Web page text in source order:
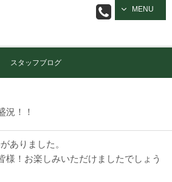
MENU
スタッフブログ
況！！
ありました。
様！お楽しみいただけましたでしょう